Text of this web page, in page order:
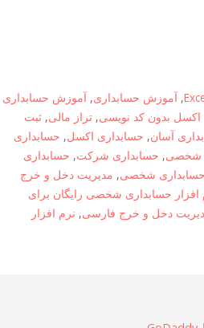
,آموزش حسابداری,آموزش حسابداری
اکسل بدون کد نویسی,تراز مالی,ثبت
آسان, حسابداری اکسل, حسابداری
شخصی, حسابداری شرکت, حسابداری
شخصی, مدیریت دخل و خرج
افزار حسابداری شخصی رایگان برای
دخل و خرج فارسی, نرم افزار